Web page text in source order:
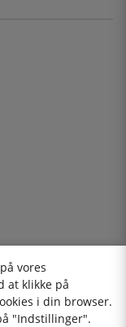
vores
at klikke på
i din browser.
"Indstillinger".